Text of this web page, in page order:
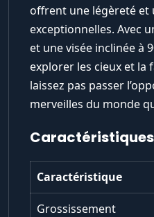
offrent une légèreté et
exceptionnelles. Avec
et une visée inclinée à
explorer les cieux et la
laissez pas passer
merveilles du monde
Caractéristique
Grossissement